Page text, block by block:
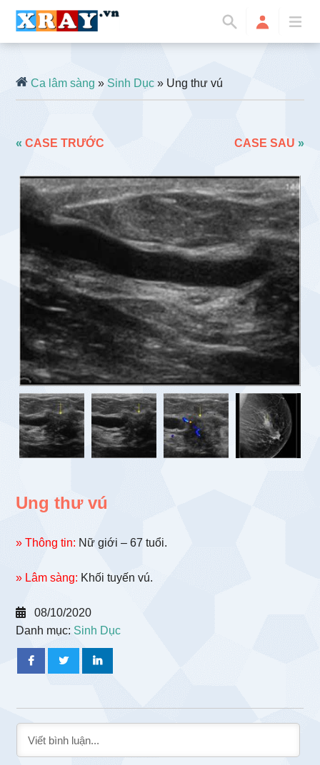
Ca lâm sàng »Sinh Dục » Ung thư vú
«CASE TRƯỚC CASE SAU »
Ung thư vú
» Thông tin: Nữ giới – 67 tuổi.
» Lâm sàng: Khối tuyến vú.
08/10/2020
Danh mục: Sinh Dục